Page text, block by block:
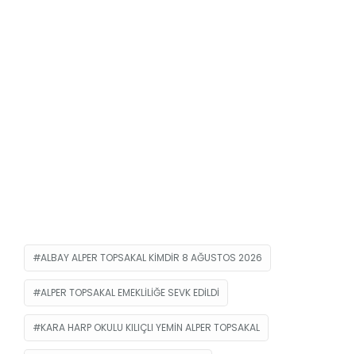
ALBAY ALPER TOPSAKAL KIMDIR 8 AĞUSTOS 2026
ALPER TOPSAKAL EMEKLILIĞE SEVK EDILDI
KARA HARP OKULU KILIÇLI YEMIN ALPER TOPSAKAL